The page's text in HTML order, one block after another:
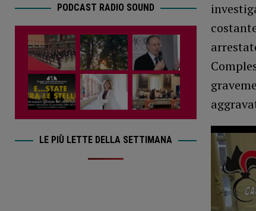
PODCAST RADIO SOUND
LE PIÙ LETTE DELLA SETTIMANA